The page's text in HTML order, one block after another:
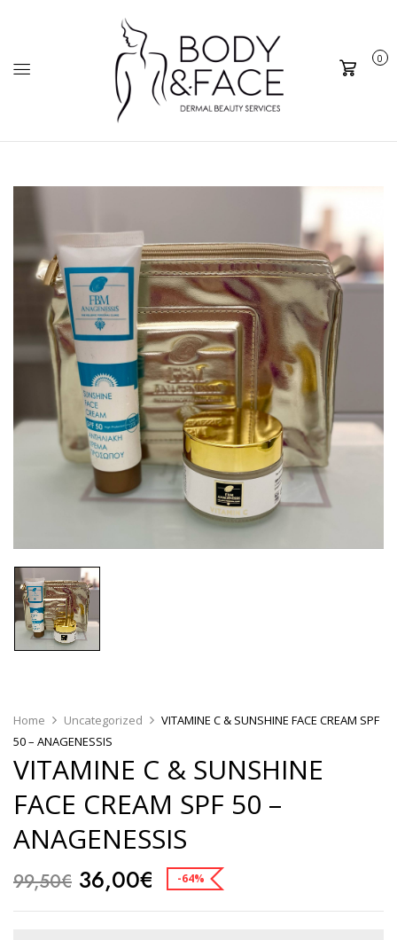
Καλάθι
0
Home Uncategorized
VITAMINE C & SUNSHINE FACE CREAM SPF
50 – ANAGENESSIS
VITAMINE C & SUNSHINE
FACE CREAM SPF 50 –
ANAGENESSIS
99,50€ 36,00€ -64%